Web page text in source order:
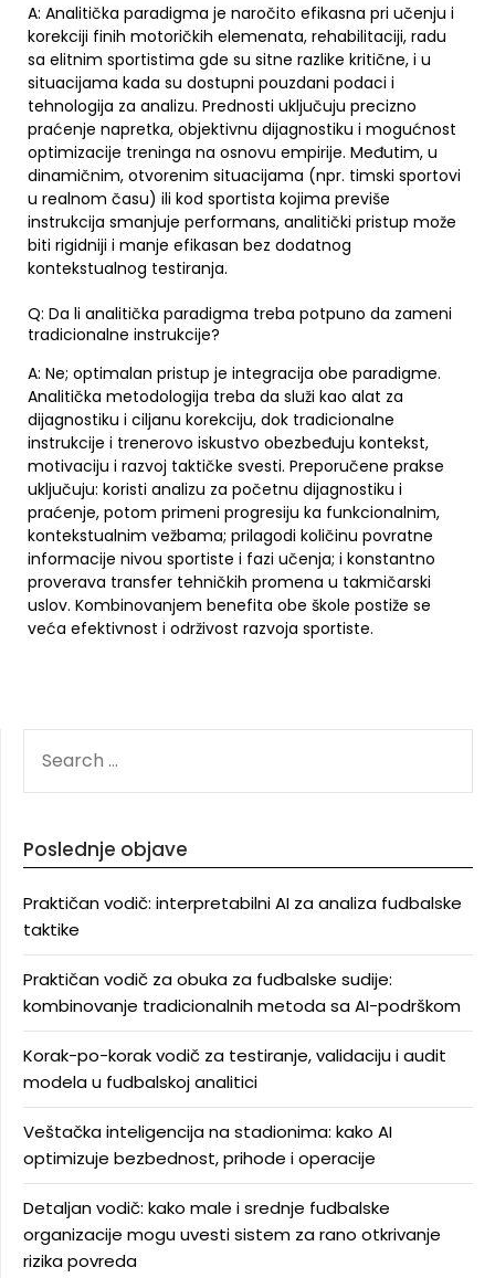
A: Analitička paradigma je naročito efikasna pri učenju i
korekciji finih motoričkih elemenata, rehabilitaciji, radu
sa elitnim sportistima gde su sitne razlike kritične, i u
situacijama kada su dostupni pouzdani podaci i
tehnologija za analizu. Prednosti uključuju precizno
praćenje napretka, objektivnu dijagnostiku i mogućnost
optimizacije treninga na osnovu empirije. Međutim, u
dinamičnim, otvorenim situacijama (npr. timski sportovi
u realnom času) ili kod sportista kojima previše
instrukcija smanjuje performans, analitički pristup može
biti rigidniji i manje efikasan bez dodatnog
kontekstualnog testiranja.
Q: Da li analitička paradigma treba potpuno da zameni
tradicionalne instrukcije?
A: Ne; optimalan pristup je integracija obe paradigme.
Analitička metodologija treba da služi kao alat za
dijagnostiku i ciljanu korekciju, dok tradicionalne
instrukcije i trenerovo iskustvo obezbeđuju kontekst,
motivaciju i razvoj taktičke svesti. Preporučene prakse
uključuju: koristi analizu za početnu dijagnostiku i
praćenje, potom primeni progresiju ka funkcionalnim,
kontekstualnim vežbama; prilagodi količinu povratne
informacije nivou sportiste i fazi učenja; i konstantno
proverava transfer tehničkih promena u takmičarski
uslov. Kombinovanjem benefita obe škole postiže se
veća efektivnost i održivost razvoja sportiste.
FOR:
Poslednje objave
Praktičan vodič: interpretabilni AI za analiza fudbalske
taktike
Praktičan vodič za obuka za fudbalske sudije:
kombinovanje tradicionalnih metoda sa AI-podrškom
Korak-po-korak vodič za testiranje, validaciju i audit
modela u fudbalskoj analitici
Veštačka inteligencija na stadionima: kako AI
optimizuje bezbednost, prihode i operacije
Detaljan vodič: kako male i srednje fudbalske
organizacije mogu uvesti sistem za rano otkrivanje
rizika povreda